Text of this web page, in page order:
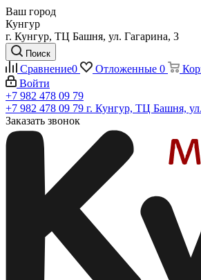
Ваш город
Кунгур
г. Кунгур, ТЦ Башня, ул. Гагарина, 3
Поиск
Сравнение0 Отложенные 0
Войти
+7 982 478 09 79
+7 982 478 09 79 г. Кунгур, ТЦ Башня,
Заказать звонок